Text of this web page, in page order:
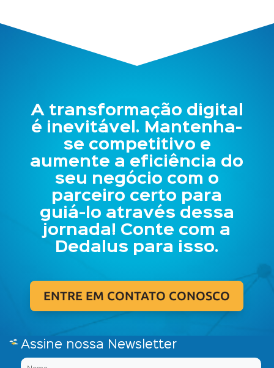
A transformação digital
é inevitável. Mantenha-
se competitivo e
aumente a eficiência do
seu negócio com o
parceiro certo para
guiá-lo através dessa
jornada! Conte com a
Dedalus para isso.
ENTRE EM CONTATO CONOSCO
Assine nossa Newsletter